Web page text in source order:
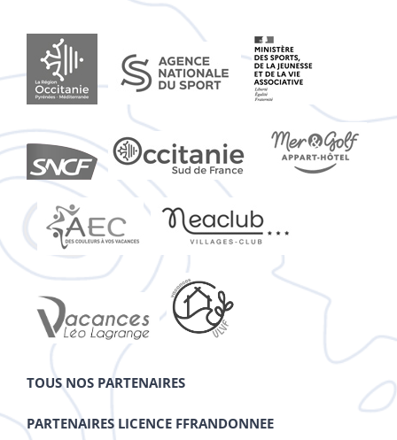
TOUS NOS PARTENAIRES
PARTENAIRES LICENCE FFRANDONNEE